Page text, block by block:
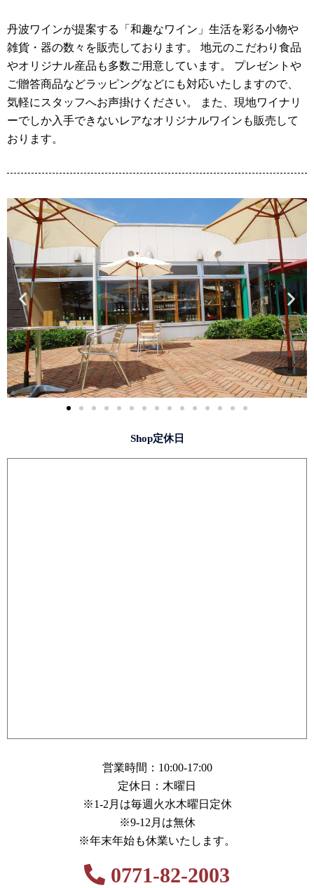
丹波ワインが提案する「和趣なワイン」生活を彩る小物や
雑貨・器の数々を販売しております。 地元のこだわり食品
やオリジナル産品も多数ご用意しています。 プレゼントや
ご贈答商品などラッピングなどにも対応いたしますので、
気軽にスタッフへお声掛けください。 また、現地ワイナリ
ーでしか入手できないレアなオリジナルワインも販売して
おります。
Shop定休日
営業時間：10:00-17:00
定休日：木曜日
※1-2月は毎週火水木曜日定休
※9-12月は無休
※年末年始も休業いたします。
0771-82-2003